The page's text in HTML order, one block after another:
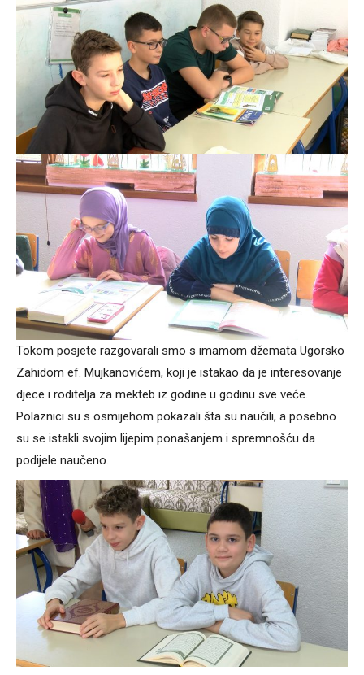
Tokom posjete razgovarali smo s imamom džemata Ugorsko
Zahidom ef. Mujkanovićem, koji je istakao da je interesovanje
djece i roditelja za mekteb iz godine u godinu sve veće.
Polaznici su s osmijehom pokazali šta su naučili, a posebno
su se istakli svojim lijepim ponašanjem i spremnošću da
podijele naučeno.